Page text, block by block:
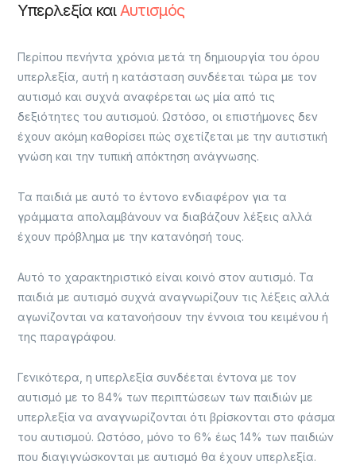
Υπερλεξία καιΑυτισμός
Περίπου πενήντα χρόνια μετά τη δημιουργία του όρου
υπερλεξία, αυτή η κατάσταση συνδέεται τώρα με τον
αυτισμό και συχνά αναφέρεται ως μία από τις
δεξιότητες του αυτισμού. Ωστόσο, οι επιστήμονες δεν
έχουν ακόμη καθορίσει πώς σχετίζεται με την αυτιστική
γνώση και την τυπική απόκτηση ανάγνωσης.
Τα παιδιά με αυτό το έντονο ενδιαφέρον για τα
γράμματα απολαμβάνουν να διαβάζουν λέξεις αλλά
έχουν πρόβλημα με την κατανόησή τους.
Αυτό το χαρακτηριστικό είναι κοινό στον αυτισμό. Τα
παιδιά με αυτισμό συχνά αναγνωρίζουν τις λέξεις αλλά
αγωνίζονται να κατανοήσουν την έννοια του κειμένου ή
της παραγράφου.
Γενικότερα, η υπερλεξία συνδέεται έντονα με τον
αυτισμό με το 84% των περιπτώσεων των παιδιών με
υπερλεξία να αναγνωρίζονται ότι βρίσκονται στο φάσμα
του αυτισμού. Ωστόσο, μόνο το 6% έως 14% των παιδιών
που διαγιγνώσκονται με αυτισμό θα έχουν υπερλεξία.